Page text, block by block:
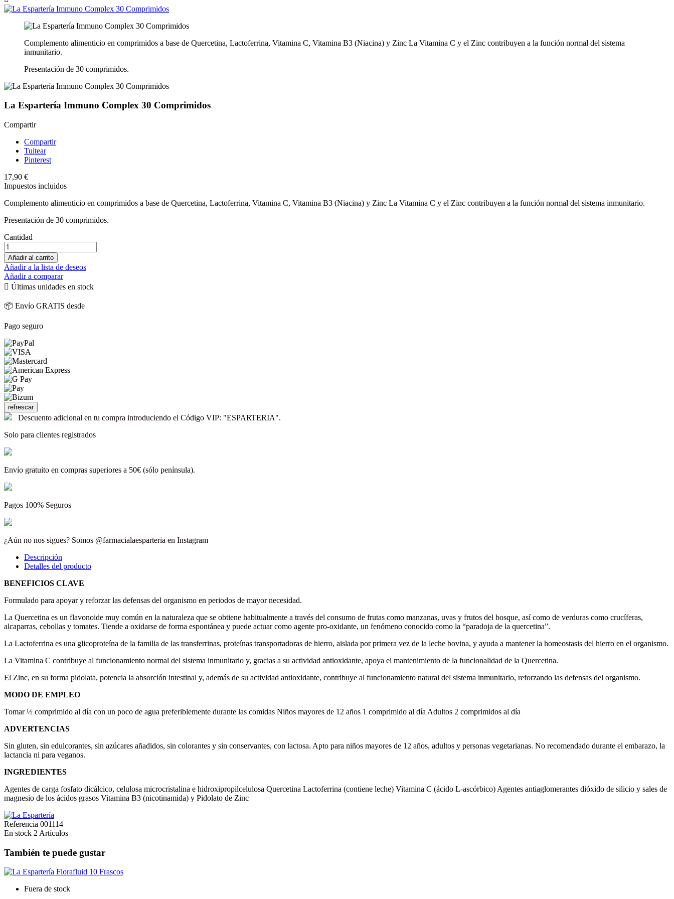
Complemento alimenticio en comprimidos a base de Quercetina, Lactoferrina, Vitamina C, Vitamina B3 (Niacina) y Zinc La Vitamina C y el Zinc contribuyen a la función normal del sistema
inmunitario.
Presentación de 30 comprimidos.
La Espartería Immuno Complex 30 Comprimidos
Compartir
Compartir
Tuitear
Pinterest
17,90 €
Impuestos incluidos
Complemento alimenticio en comprimidos a base de Quercetina, Lactoferrina, Vitamina C, Vitamina B3 (Niacina) y Zinc La Vitamina C y el Zinc contribuyen a la función normal del sistema inmunitario.
Presentación de 30 comprimidos.
Cantidad
Añadir al carrito
Añadir a la lista de deseos
Añadir a comparar
 Últimas unidades en stock
📦 Envío GRATIS desde
Pago seguro
Descuento adicional en tu compra introduciendo el Código VIP: "ESPARTERIA".
Solo para clientes registrados
Envío gratuito en compras superiores a 50€ (sólo península).
Pagos 100% Seguros
¿Aún no nos sigues? Somos @farmacialaesparteria en Instagram
Descripción
Detalles del producto
BENEFICIOS CLAVE
Formulado para apoyar y reforzar las defensas del organismo en periodos de mayor necesidad.
La Quercetina es un flavonoide muy común en la naturaleza que se obtiene habitualmente a través del consumo de frutas como manzanas, uvas y frutos del bosque, así como de verduras como crucíferas,
alcaparras, cebollas y tomates. Tiende a oxidarse de forma espontánea y puede actuar como agente pro-oxidante, un fenómeno conocido como la “paradoja de la quercetina”.
La Lactoferrina es una glicoproteína de la familia de las transferrinas, proteínas transportadoras de hierro, aislada por primera vez de la leche bovina, y ayuda a mantener la homeostasis del hierro en el organismo.
La Vitamina C contribuye al funcionamiento normal del sistema inmunitario y, gracias a su actividad antioxidante, apoya el mantenimiento de la funcionalidad de la Quercetina.
El Zinc, en su forma pidolata, potencia la absorción intestinal y, además de su actividad antioxidante, contribuye al funcionamiento natural del sistema inmunitario, reforzando las defensas del organismo.
MODO DE EMPLEO
Tomar ½ comprimido al día con un poco de agua preferiblemente durante las comidas Niños mayores de 12 años 1 comprimido al día Adultos 2 comprimidos al día
ADVERTENCIAS
Sin gluten, sin edulcorantes, sin azúcares añadidos, sin colorantes y sin conservantes, con lactosa. Apto para niños mayores de 12 años, adultos y personas vegetarianas. No recomendado durante el embarazo, la
lactancia ni para veganos.
INGREDIENTES
Agentes de carga fosfato dicálcico, celulosa microcristalina e hidroxipropilcelulosa Quercetina Lactoferrina (contiene leche) Vitamina C (ácido L-ascórbico) Agentes antiaglomerantes dióxido de silicio y sales de
magnesio de los ácidos grasos Vitamina B3 (nicotinamida) y Pidolato de Zinc
Referencia 001114
En stock 2 Artículos
También te puede gustar
Fuera de stock